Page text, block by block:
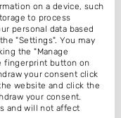
on a device, such
to process
personal data based
"Settings". You may
the "Manage
fingerprint button on
your consent click
website and click the
your consent.
and will not affect